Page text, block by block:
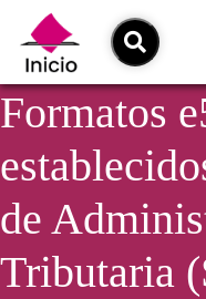
Formatos
de
Tributaria